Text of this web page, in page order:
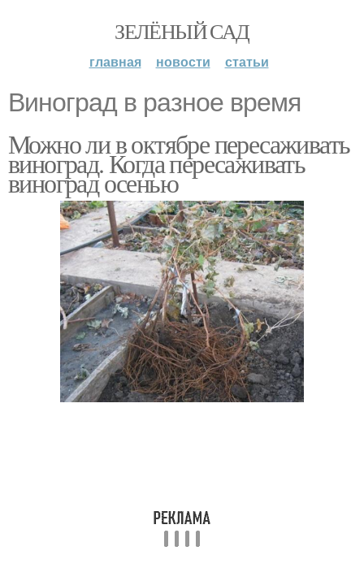
ЗЕЛЁНЫЙ САД
главная новости статьи
Виноград в разное время
Можно ли в октябре пересаживать
виноград. Когда пересаживать
виноград осенью